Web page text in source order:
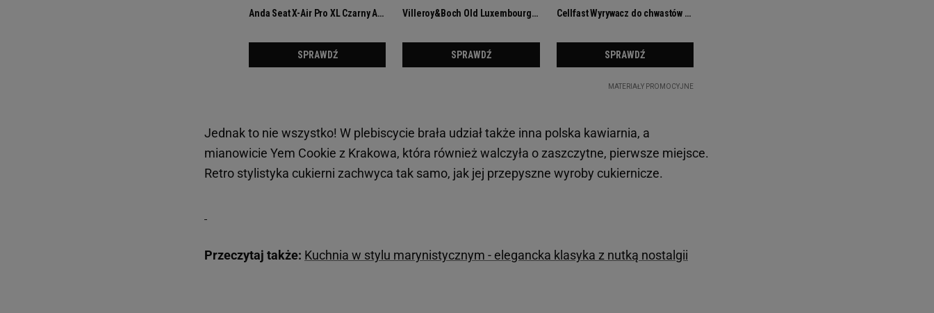
Jednak to nie wszystko! W plebiscycie brała udział także inna polska kawiarnia, a
mianowicie Yem Cookie z Krakowa, która również walczyła o zaszczytne, pierwsze miejsce.
Retro stylistyka cukierni zachwyca tak samo, jak jej przepyszne wyroby cukiernicze.
Przeczytaj także: Kuchnia w stylu marynistycznym - elegancka klasyka z nutką nostalgii